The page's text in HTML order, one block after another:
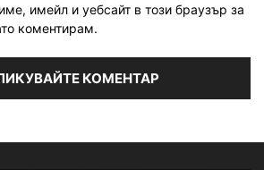
имейл и уебсайт в този браузър за
коментирам.